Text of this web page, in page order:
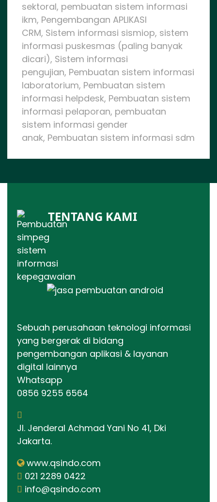
sektoral, pembuatan sistem informasi
ikm, Pengembangan APLIKASI
CRM, Sistem informasi sismiop, sistem
informasi puskesmas (paling banyak
dicari), Sistem informasi
pengujian, Pembuatan sistem informasi
laboratorium, Pembuatan sistem
informasi helpdesk, Pembuatan sistem
informasi pelaporan, pembuatan
sistem informasi gender
anak, Pembuatan sistem informasi sdm
TENTANG KAMI
Sebuah perusahaan teknologi informasi
yang bergerak di bidang
pengembangan aplikasi & layanan
digital lainnya
Whatsapp
0856 9255 6564
Jl. Jenderal Achmad Yani No 41, Dki
Jakarta.
www.qsindo.com
021 2289 0422
info@qsindo.com